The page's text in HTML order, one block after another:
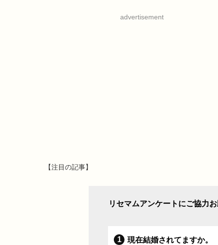
advertisement
【注目の記事】
リセマムアンケートにご協力
現在結婚されてますか。